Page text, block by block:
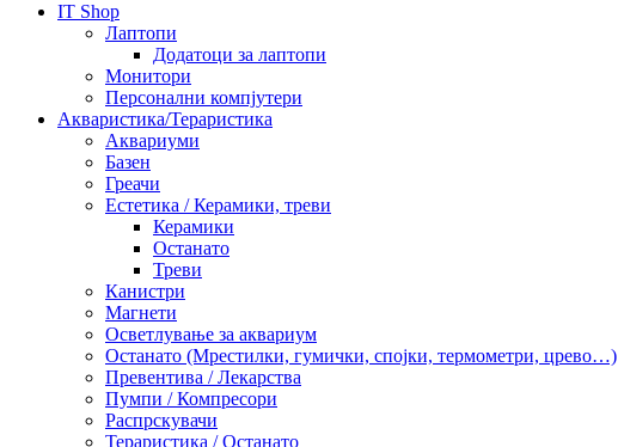
IT Shop
Лаптопи
Додатоци за лаптопи
Монитори
Персонални компјутери
Акваристика/Тераристика
Аквариуми
Базен
Греачи
Естетика / Керамики, треви
Керамики
Останато
Треви
Канистри
Магнети
Осветлување за аквариум
Останато (Мрестилки, гумички, спојки, термометри, црево…)
Превентива / Лекарства
Пумпи / Компресори
Распрскувачи
Тераристика / Останато